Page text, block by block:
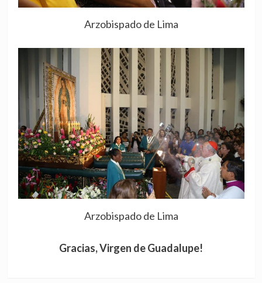
Arzobispado de Lima
Arzobispado de Lima
Gracias, Virgen de Guadalupe!